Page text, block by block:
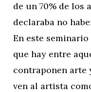
de un 70% de los
declaraba no
En este
que hay entre
contraponen arte
ven al artista